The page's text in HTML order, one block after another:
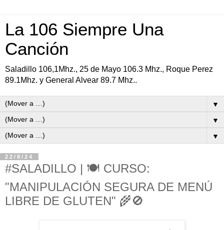
La 106 Siempre Una
Canción
Saladillo 106,1Mhz., 25 de Mayo 106.3 Mhz., Roque Perez
89.1Mhz. y General Alvear 89.7 Mhz..
▼
▼
▼
22/8/24
#SALADILLO | 🍽️ CURSO:
"MANIPULACIÓN SEGURA DE MENÚ
LIBRE DE GLUTEN" 🌾🚫